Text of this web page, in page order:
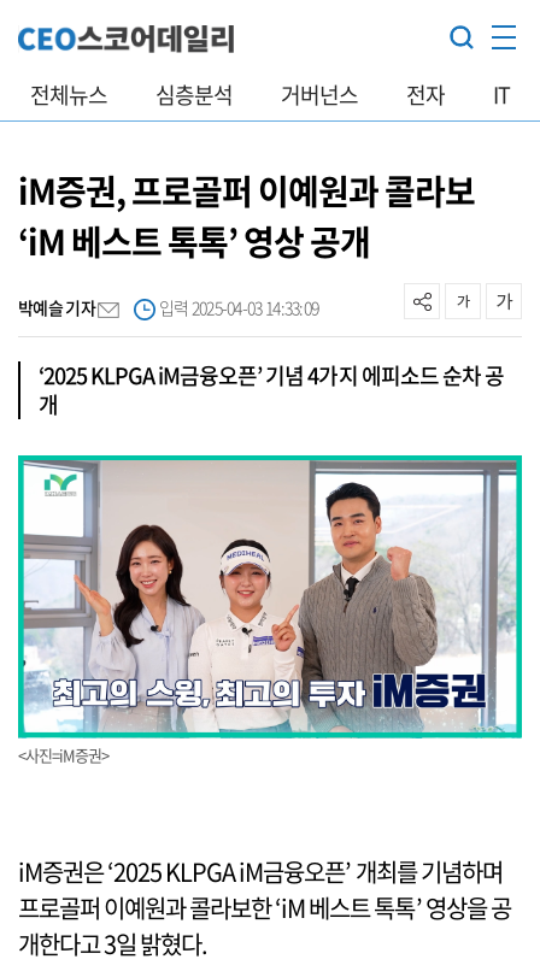
전체뉴스 심층분석 거버넌스 전자 IT
iM증권, 프로골퍼 이예원과 콜라보
‘iM 베스트 톡톡’ 영상 공개
박예슬 기자 입력 2025-04-03 14:33:09
‘2025 KLPGA iM금융오픈’ 기념 4가지 에피소드 순차 공
개
<사진=iM증권>
iM증권은 ‘2025 KLPGA iM금융오픈’ 개최를 기념하며
프로골퍼 이예원과 콜라보한 ‘iM 베스트 톡톡’ 영상을 공
개한다고 3일 밝혔다.